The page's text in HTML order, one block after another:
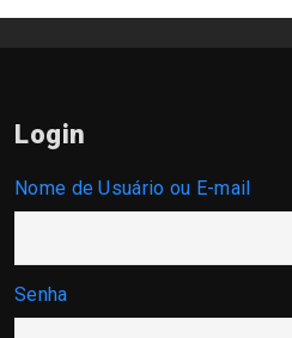
Login
Nome de Usuário ou E-mail
Senha